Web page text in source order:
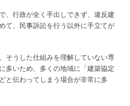
、行政が全く手出しできず、違反建
て、民事訴訟を行う以外に手立てが
そうした仕組みを理解していない専
多いため、多くの地域に「建築協定
と伝わってしまう場合が非常に多